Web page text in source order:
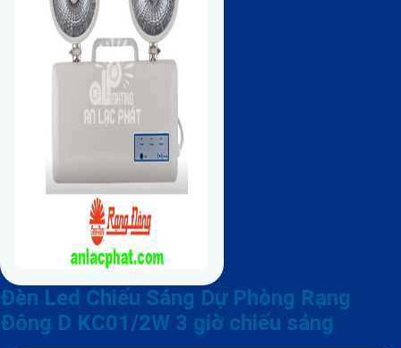
Đèn Led Chiếu Sáng Dự Phòng Rạng
Đông D KC01/2W 3 giờ chiếu sáng